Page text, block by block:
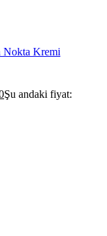
Nokta Kremi
Şu andaki fiyat: